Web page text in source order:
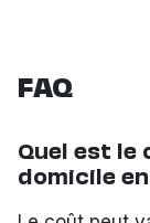
FAQ
Quel est le
domicile